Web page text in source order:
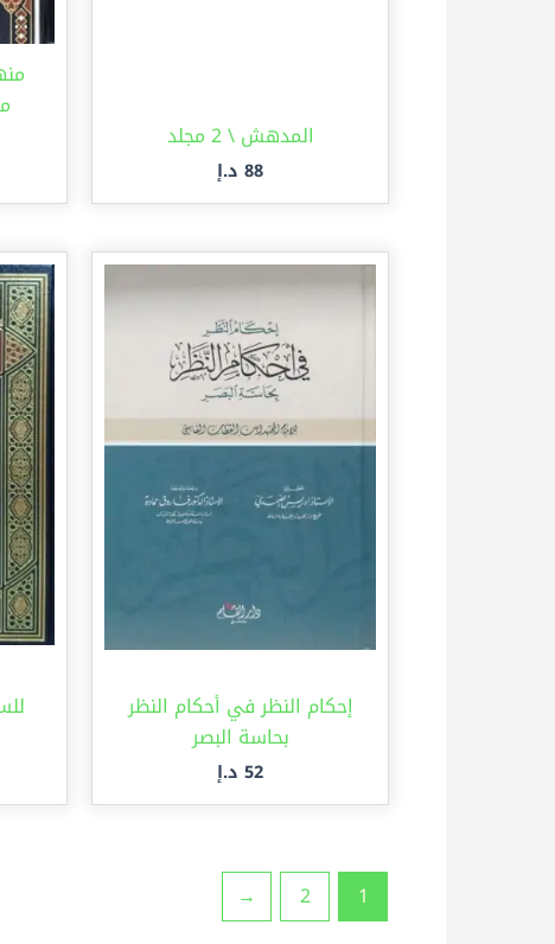
المدهش \ 2 مجلد
88 د.إ
إحكام النظر في أحكام النظر
بحاسة البصر
52 د.إ
1
2
←